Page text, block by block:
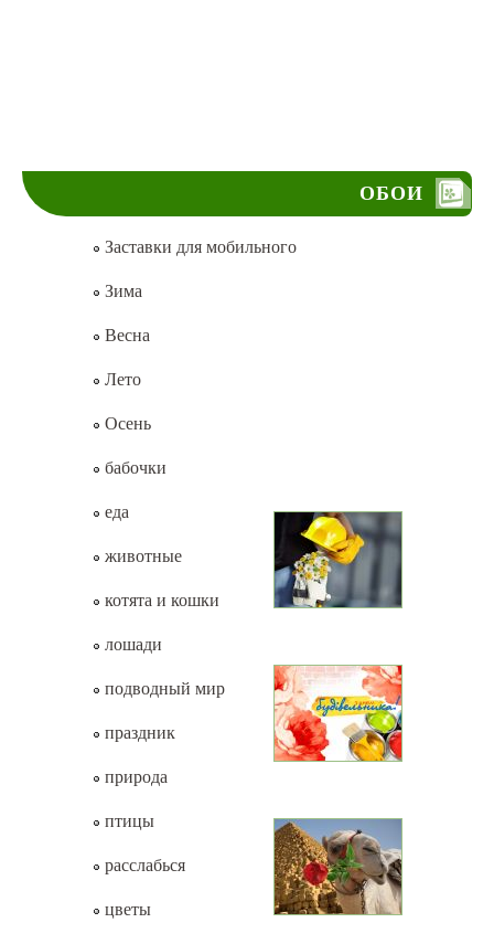
ОБОИ
Заставки для мобильного
Зима
Весна
Лето
Осень
бабочки
еда
животные
котята и кошки
лошади
подводный мир
праздник
природа
птицы
расслабься
цветы